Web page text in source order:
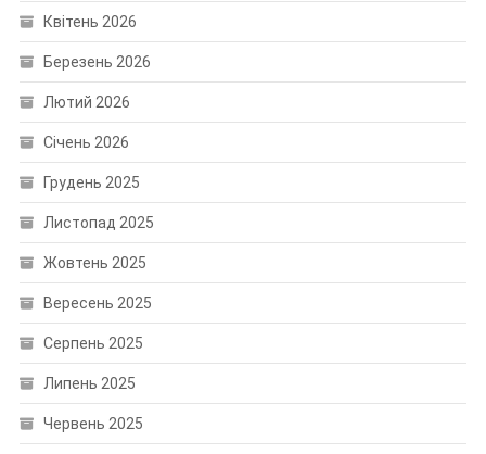
Квітень 2026
Березень 2026
Лютий 2026
Січень 2026
Грудень 2025
Листопад 2025
Жовтень 2025
Вересень 2025
Серпень 2025
Липень 2025
Червень 2025